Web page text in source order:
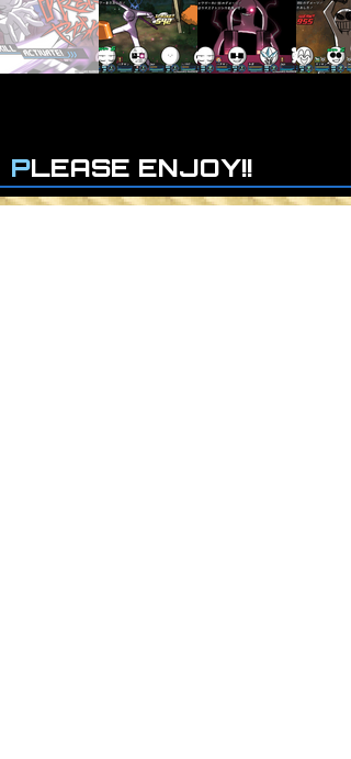
PLEASE ENJOY!!